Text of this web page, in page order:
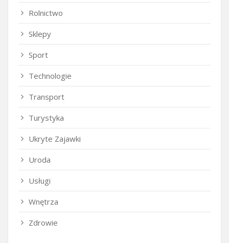
Rolnictwo
Sklepy
Sport
Technologie
Transport
Turystyka
Ukryte Zajawki
Uroda
Usługi
Wnętrza
Zdrowie